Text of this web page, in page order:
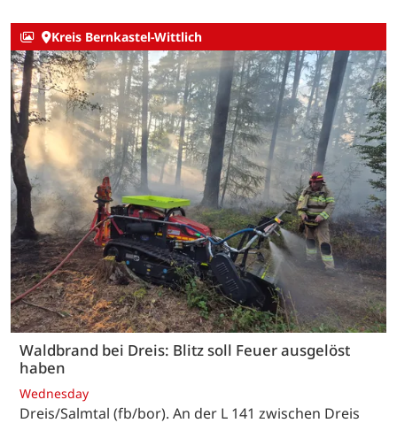
Kreis Bernkastel-Wittlich
Waldbrand bei Dreis: Blitz soll Feuer ausgelöst
haben
Wednesday
Dreis/Salmtal (fb/bor). An der L 141 zwischen Dreis